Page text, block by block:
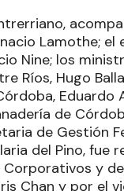
Lamothe; el
Nine; los
Ríos, Hugo
Eduardo
de
de Gestión
del Pino, fue
y
Chan y por el